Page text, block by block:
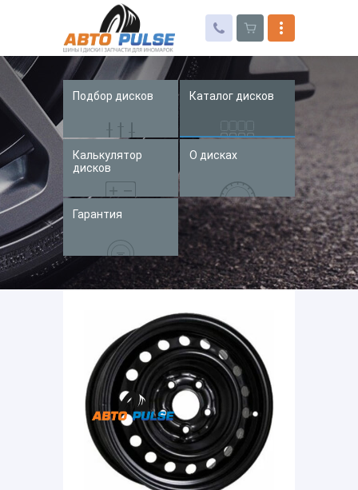
Автошины
Колесные диски
Запчасти для иномарок
Услуги
Доставка и оплата
Контакты
Подбор дисков Каталог дисков
Калькулятор
дисков
О дисках
Гарантия